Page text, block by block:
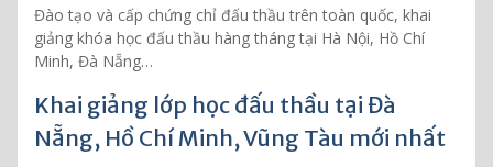
:
Đào tạo và cấp chứng chỉ đấu thầu trên toàn quốc, khai
giảng khóa học đấu thầu hàng tháng tại Hà Nội, Hồ Chí
Minh, Đà Nẵng…
Khai giảng lớp học đấu thầu tại Đà
Nẵng, Hồ Chí Minh, Vũng Tàu mới nhất